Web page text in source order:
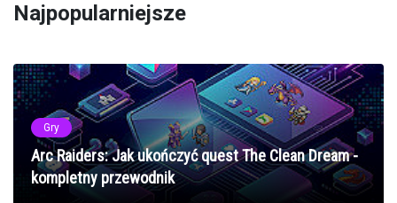
Najpopularniejsze
Gry
Arc Raiders: Jak ukończyć quest The Clean Dream -
kompletny przewodnik